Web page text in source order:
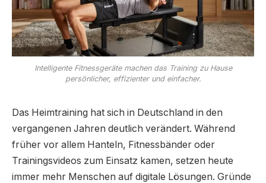
Intelligente Fitnessgeräte machen das Training zu Hause
persönlicher, effizienter und einfacher.
Das Heimtraining hat sich in Deutschland in den
vergangenen Jahren deutlich verändert. Während
früher vor allem Hanteln, Fitnessbänder oder
Trainingsvideos zum Einsatz kamen, setzen heute
immer mehr Menschen auf digitale Lösungen. Gründe